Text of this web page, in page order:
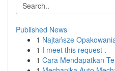
Published News
1 Najtańsze
1 I meet this request .
1 Cara Mendapatkan